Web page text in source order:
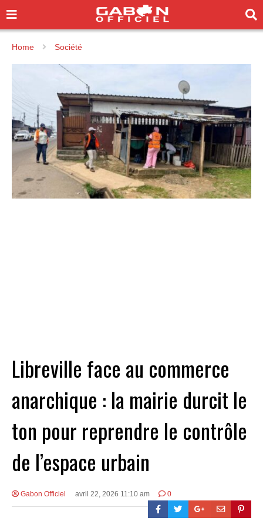
Home Société
Libreville face au commerce
anarchique : la mairie durcit le
ton pour reprendre le contrôle
de l’espace urbain
Gabon Officiel avril 22, 2026 11:10 am 0